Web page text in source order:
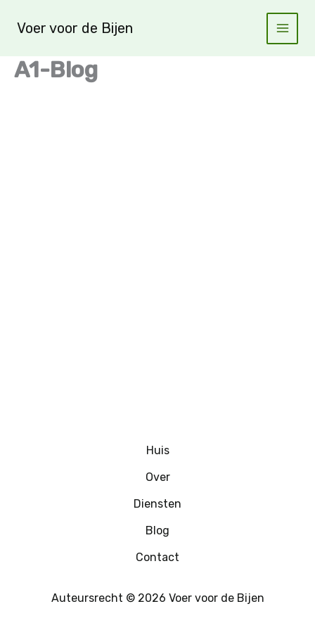
naarVoer voor de Bijen
A1-Blog
Huis
Over
Diensten
Blog
Contact
Auteursrecht © 2026 Voer voor de Bijen